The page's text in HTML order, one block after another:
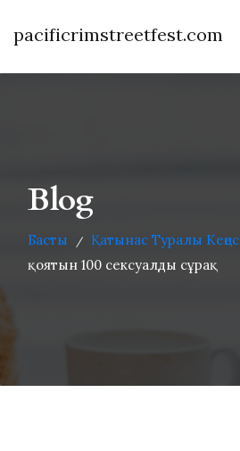
pacificrimstreetfest.com
Blog
Басты / Қатынас Туралы Кеңес
қоятын 100 сексуалды сұрақ